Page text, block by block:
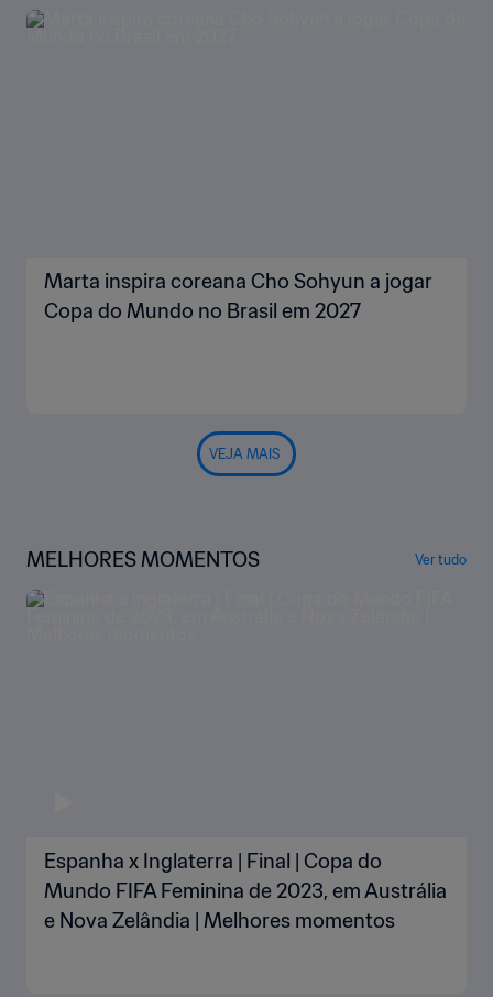
Marta inspira coreana Cho Sohyun a jogar
Copa do Mundo no Brasil em 2027
VEJA MAIS
MELHORES MOMENTOS Ver tudo
Espanha x Inglaterra | Final | Copa do
Mundo FIFA Feminina de 2023, em Austrália
e Nova Zelândia | Melhores momentos